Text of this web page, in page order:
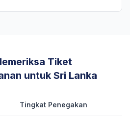
Tiket
untuk Sri Lanka
Tingkat Penegakan